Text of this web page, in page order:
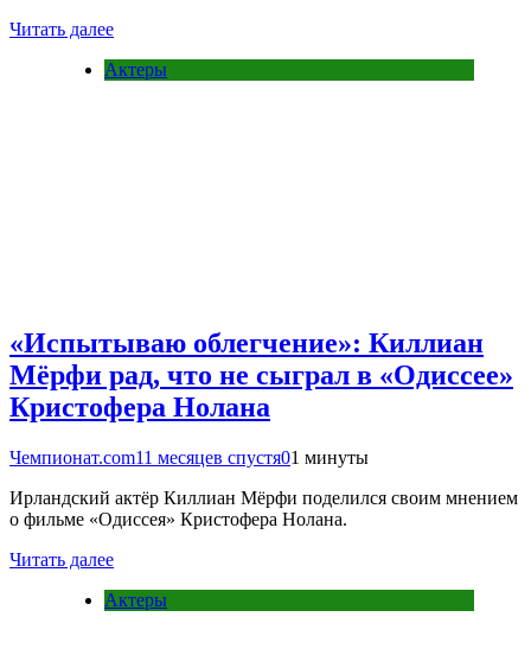
Читать далее
Актеры
«Испытываю облегчение»: Киллиан
Мёрфи рад, что не сыграл в «Одиссее»
Кристофера Нолана
Чемпионат.com11 месяцев спустя01 минуты
Ирландский актёр Киллиан Мёрфи поделился своим мнением
о фильме «Одиссея» Кристофера Нолана.
Читать далее
Актеры